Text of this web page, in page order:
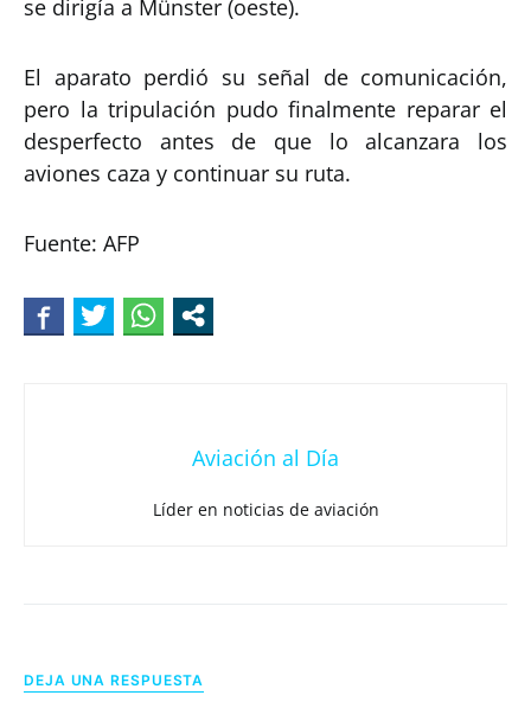
se dirigía a Münster (oeste).
El aparato perdió su señal de comunicación,
pero la tripulación pudo finalmente reparar el
desperfecto antes de que lo alcanzara los
aviones caza y continuar su ruta.
Fuente: AFP
Aviación al Día
Líder en noticias de aviación
DEJA UNA RESPUESTA